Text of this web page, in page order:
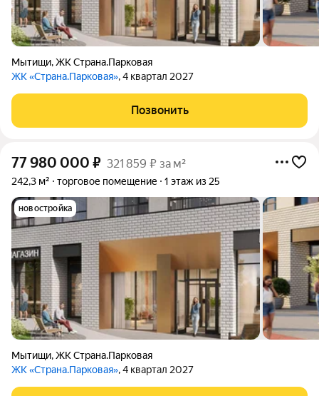
Мытищи,ЖК Страна.Парковая
ЖК «Страна.Парковая», 4 квартал 2027
Позвонить
77 980 000 ₽ 321 859 ₽ за м²
242,3 м² торговое помещение 1 этаж из 25
новостройка
Мытищи,ЖК Страна.Парковая
ЖК «Страна.Парковая», 4 квартал 2027